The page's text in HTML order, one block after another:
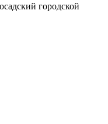
городской